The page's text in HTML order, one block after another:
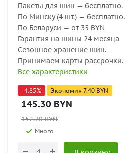
Пакеты для шин — бесплатно.
По Минску (4 шт.) — бесплатно.
По Беларуси — от 35 BYN
Гарантия на шины 24 месяца
Сезонное хранение шин.
Принимаем карты рассрочки.
Все характеристики
-4.85% Экономия 7.40 BYN
145.30 BYN
152.70BYN
Много